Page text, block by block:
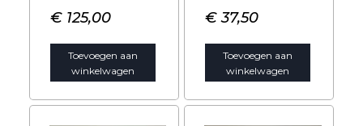
€125,00
Toevoegen aan
winkelwagen
€37,50
Toevoegen aan
winkelwagen